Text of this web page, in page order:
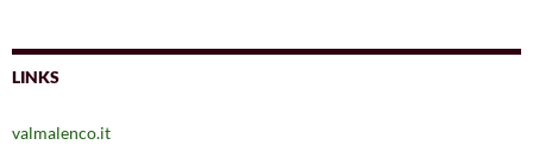
LINKS
valmalenco.it